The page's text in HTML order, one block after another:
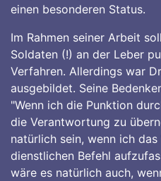
einen besonderen Status.
Im Rahmen seiner Arbeit
Soldaten (!) an der Leber
Verfahren. Allerdings war
ausgebildet. Seine
"Wenn ich die Punktion
die Verantwortung zu
natürlich sein, wenn ich
dienstlichen Befehl
wäre es natürlich auch,